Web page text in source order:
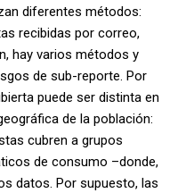
diferentes métodos:
recibidas por correo,
hay varios métodos y
de sub-reporte. Por
puede ser distinta en
de la población:
cubren a grupos
de consumo –donde,
datos. Por supuesto, las